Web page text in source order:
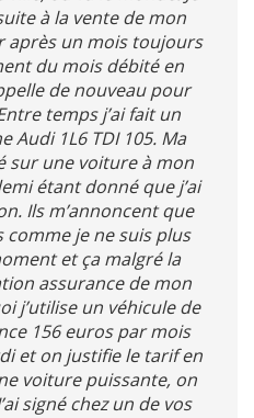
à la vente de mon
après un mois toujours
du mois débité en
de nouveau pour
temps j’ai fait un
Audi 1L6 TDI 105. Ma
sur une voiture à mon
étant donné que j’ai
Ils m’annoncent que
comme je ne suis plus
et ça malgré la
assurance de mon
j’utilise un véhicule de
156 euros par mois
et on justifie le tarif en
voiture puissante, on
signé chez un de vos